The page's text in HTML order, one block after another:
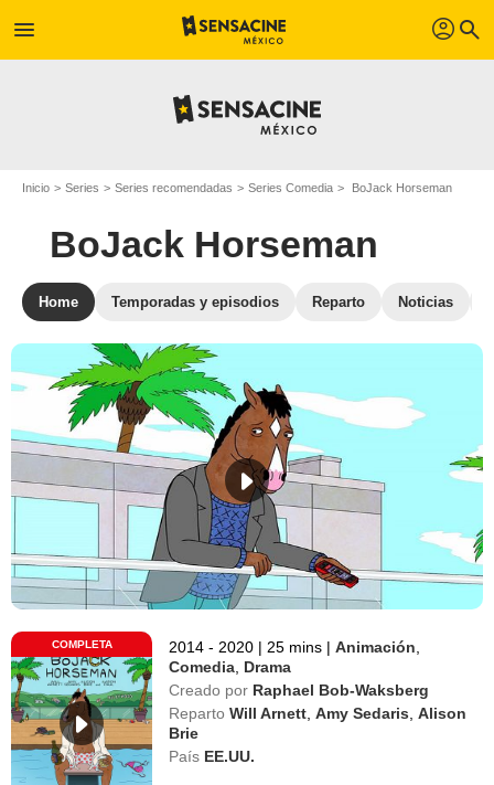
menu profil search
Inicio Series Series recomendadas Series Comedia BoJack Horseman
BoJack Horseman
Home Temporadas y episodios Reparto Noticias
COMPLETA 2014 - 2020 | 25 mins | Animación
Comedia Drama
Creado por Raphael Bob-Waksberg
Reparto Will Arnett ,Amy Sedaris ,Alison
Brie
País EE.UU.